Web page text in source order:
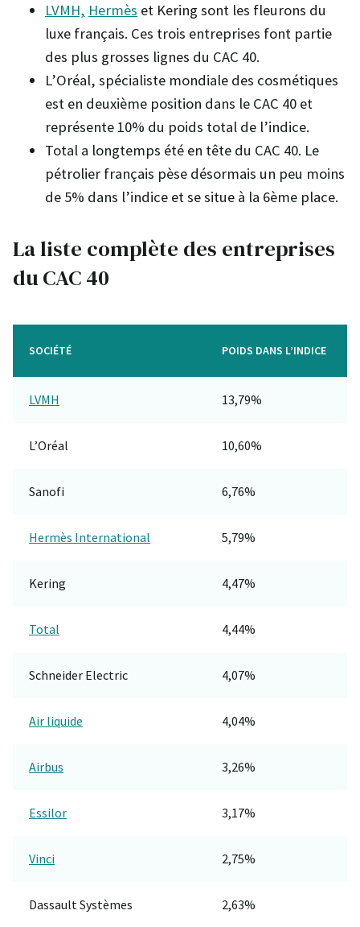
LVMH, Hermès et Kering sont les fleurons du
luxe français. Ces trois entreprises font partie
des plus grosses lignes du CAC 40.
L’Oréal, spécialiste mondiale des cosmétiques
est en deuxième position dans le CAC 40 et
représente 10% du poids total de l’indice.
Total a longtemps été en tête du CAC 40. Le
pétrolier français pèse désormais un peu moins
de 5% dans l’indice et se situe à la 6ème place.
La liste complète des entreprises
du CAC 40
SOCIÉTÉ POIDS DANS L’INDICE
LVMH 13,79%
L’Oréal 10,60%
Sanofi 6,76%
Hermès International 5,79%
Kering 4,47%
Total 4,44%
Schneider Electric 4,07%
Air liquide 4,04%
Airbus 3,26%
Essilor 3,17%
Vinci 2,75%
Dassault Systèmes 2,63%